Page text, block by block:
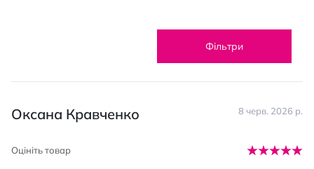
Фільтри
Оксана Кравченко 8 черв. 2026 р.
Оцініть товар